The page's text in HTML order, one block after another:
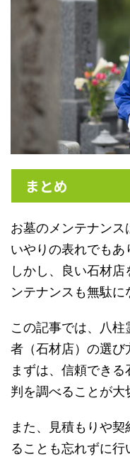
まとめ
お墓のメンテナン
いやりの表れでもあ
しかし、良い石材
ンテナンスも無駄に
この記事では、八
者（石材店）の選び
まずは、信頼でき
判を調べることが大
また、見積もりや
ることも忘れずに行